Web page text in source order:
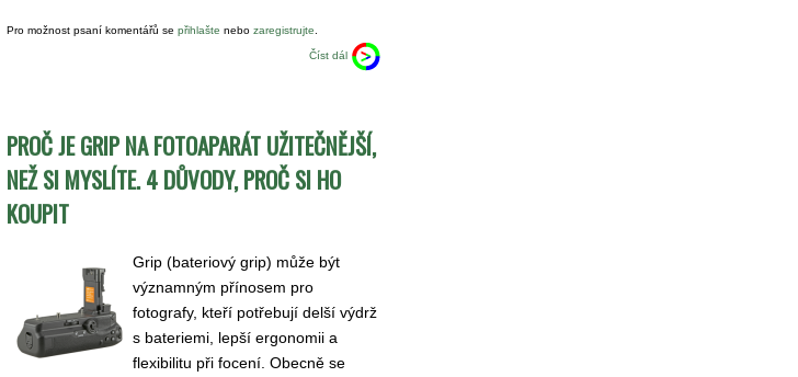
Pro možnost psaní komentářů se přihlašte nebo zaregistrujte
Číst dál
PROČ JE GRIP NA FOTOAPARÁT UŽITEČNĚJŠÍ,
NEŽ SI MYSLÍTE. 4 DŮVODY, PROČ SI HO
KOUPIT
Grip (bateriový grip) může být
významným přínosem pro
fotografy, kteří potřebují delší výdrž
s bateriemi, lepší ergonomii a
flexibilitu při focení. Obecně se